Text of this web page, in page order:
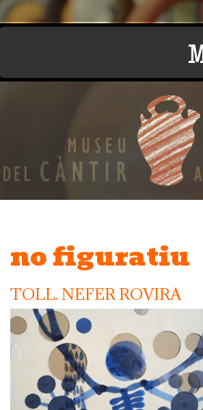
Vés al contingut
no figuratiu
TOLL. NEFER ROVIRA